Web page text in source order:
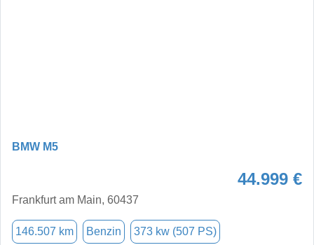
BMW M5
44.999 €
Frankfurt am Main, 60437
146.507 km Benzin 373 kw (507 PS)